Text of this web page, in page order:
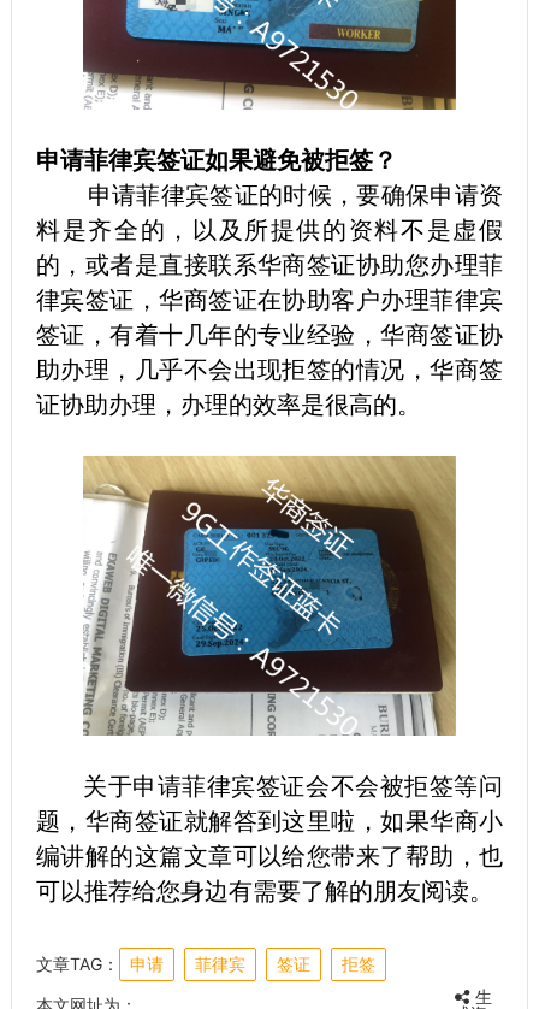
申请菲律宾签证如果避免被拒签？
申请菲律宾签证的时候，要确保申请资
料是齐全的，以及所提供的资料不是虚假
的，或者是直接联系华商签证协助您办理菲
律宾签证，华商签证在协助客户办理菲律宾
签证，有着十几年的专业经验，华商签证协
助办理，几乎不会出现拒签的情况，华商签
证协助办理，办理的效率是很高的。
关于申请菲律宾签证会不会被拒签等问
题，华商签证就解答到这里啦，如果华商小
编讲解的这篇文章可以给您带来了帮助，也
可以推荐给您身边有需要了解的朋友阅读。
文章TAG： 申请 菲律宾 签证
拒签
生